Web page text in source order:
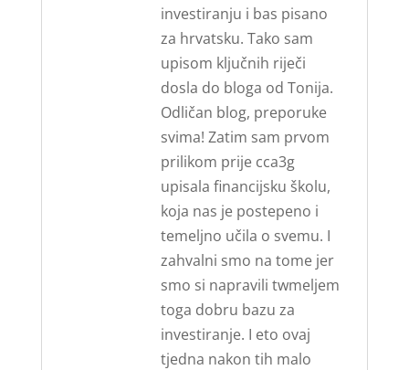
investiranju i bas pisano
za hrvatsku. Tako sam
upisom ključnih riječi
dosla do bloga od Tonija.
Odličan blog, preporuke
svima! Zatim sam prvom
prilikom prije cca3g
upisala financijsku školu,
koja nas je postepeno i
temeljno učila o svemu. I
zahvalni smo na tome jer
smo si napravili twmeljem
toga dobru bazu za
investiranje. I eto ovaj
tjedna nakon tih malo